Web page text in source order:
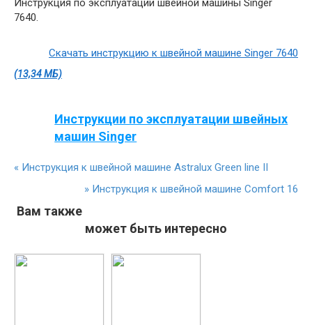
Инструкция по эксплуатации швейной машины Singer
7640.
Скачать инструкцию к швейной машине Singer 7640
(13,34 МБ)
Инструкции по эксплуатации швейных
машин Singer
« Инструкция к швейной машине Astralux Green line II
» Инструкция к швейной машине Comfort 16
Вам также
может быть интересно